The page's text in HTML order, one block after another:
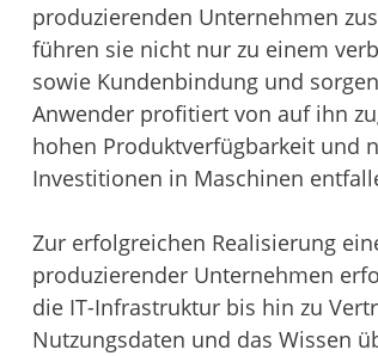
produzierenden Unternehmen
führen sie nicht nur zu einem
sowie Kundenbindung und
Anwender profitiert von auf ihn
hohen Produktverfügbarkeit und
Investitionen in Maschinen
Zur erfolgreichen Realisierung
produzierender Unternehmen
die IT-Infrastruktur bis hin zu
Nutzungsdaten und das Wissen